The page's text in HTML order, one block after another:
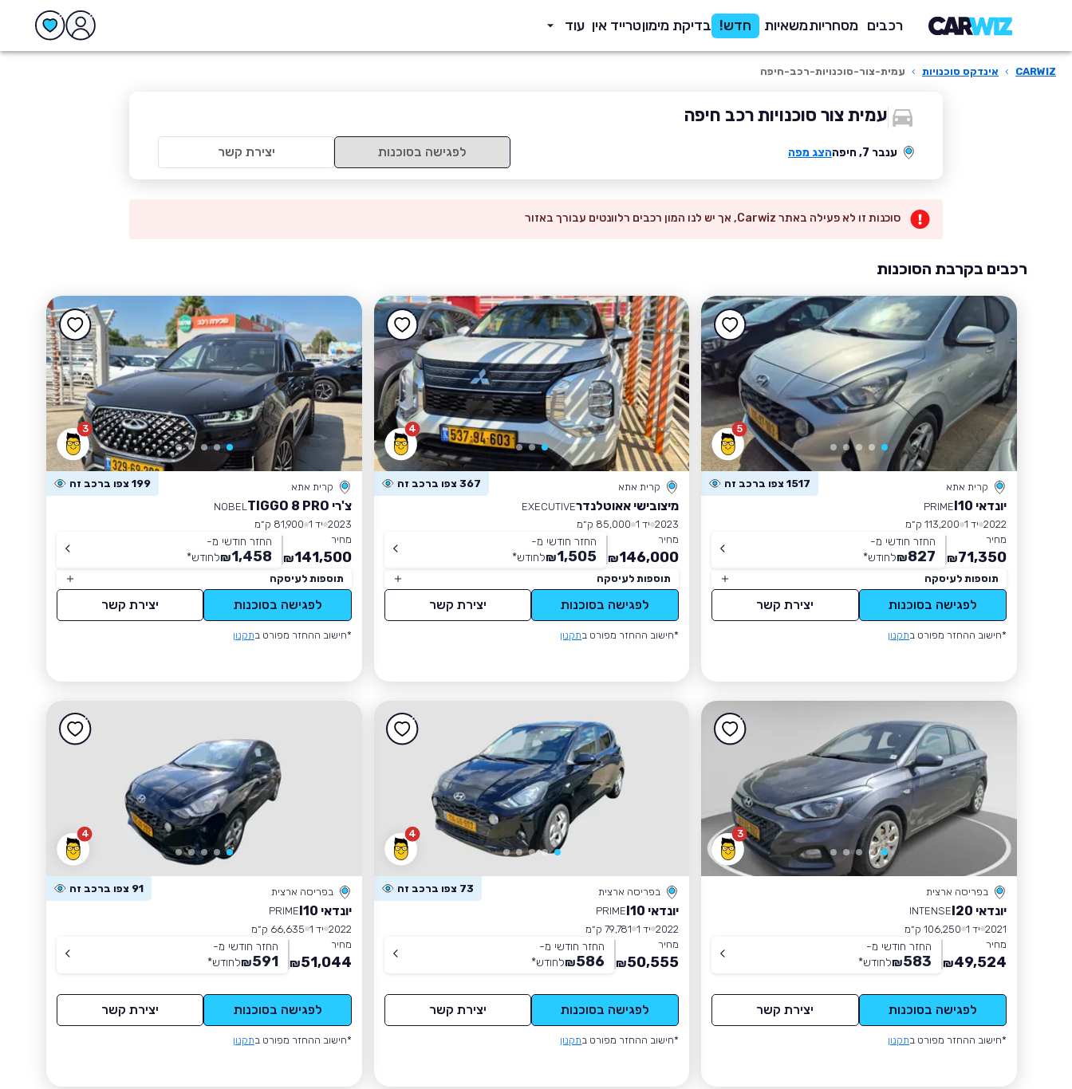
רכבים מסחריותמשאיות חדש! בדיקת מימוןטרייד אין עוד
CARWIZ
› אינדקס סוכנויות › עמית-צור-סוכנויות-רכב-חיפה
עמית צור סוכנויות רכב חיפה
ענבר 7, חיפה הצג מפה לפגישה בסוכנות יצירת קשר
סוכנות זו לא פעילה באתר Carwiz, אך יש לנו המון רכבים רלוונטים עבורך באזור
רכבים בקרבת הסוכנות
5
קרית אתא 1517 צפו ברכב זה
יונדאי I10
PRIME
2022 יד 1
113,200 ק״מ
מחיר
71,350
₪
החזר חודשי מ-
827
₪לחודש*
תוספות לעיסקה
לפגישה בסוכנות יצירת קשר
*חישוב ההחזר מפורט בתקנון
4
קרית אתא 367 צפו ברכב זה
מיצובישי אאוטלנדרEXECUTIVE
2023 יד 1
85,000 ק״מ
מחיר
146,000
₪
החזר חודשי מ-
1,505
₪לחודש*
תוספות לעיסקה
לפגישה בסוכנות יצירת קשר
*חישוב ההחזר מפורט בתקנון
3
קרית אתא 199 צפו ברכב זה
צ'רי TIGGO 8 PRO
NOBEL
2023 יד 1
81,900 ק״מ
מחיר
141,500
₪
החזר חודשי מ-
1,458
₪לחודש*
תוספות לעיסקה
לפגישה בסוכנות יצירת קשר
*חישוב ההחזר מפורט בתקנון
3
בפריסה ארצית
יונדאי I20
INTENSE
2021 יד 1
106,250 ק״מ
מחיר
49,524
₪
החזר חודשי מ-
583
₪לחודש*
לפגישה בסוכנות יצירת קשר
*חישוב ההחזר מפורט בתקנון
4
בפריסה ארצית 73 צפו ברכב זה
יונדאי I10
PRIME
2022 יד 1
79,781 ק״מ
מחיר
50,555
₪
החזר חודשי מ-
586
₪לחודש*
לפגישה בסוכנות יצירת קשר
*חישוב ההחזר מפורט בתקנון
4
בפריסה ארצית 91 צפו ברכב זה
יונדאי I10
PRIME
2022 יד 1
66,635 ק״מ
מחיר
51,044
₪
החזר חודשי מ-
591
₪לחודש*
לפגישה בסוכנות יצירת קשר
*חישוב ההחזר מפורט בתקנון